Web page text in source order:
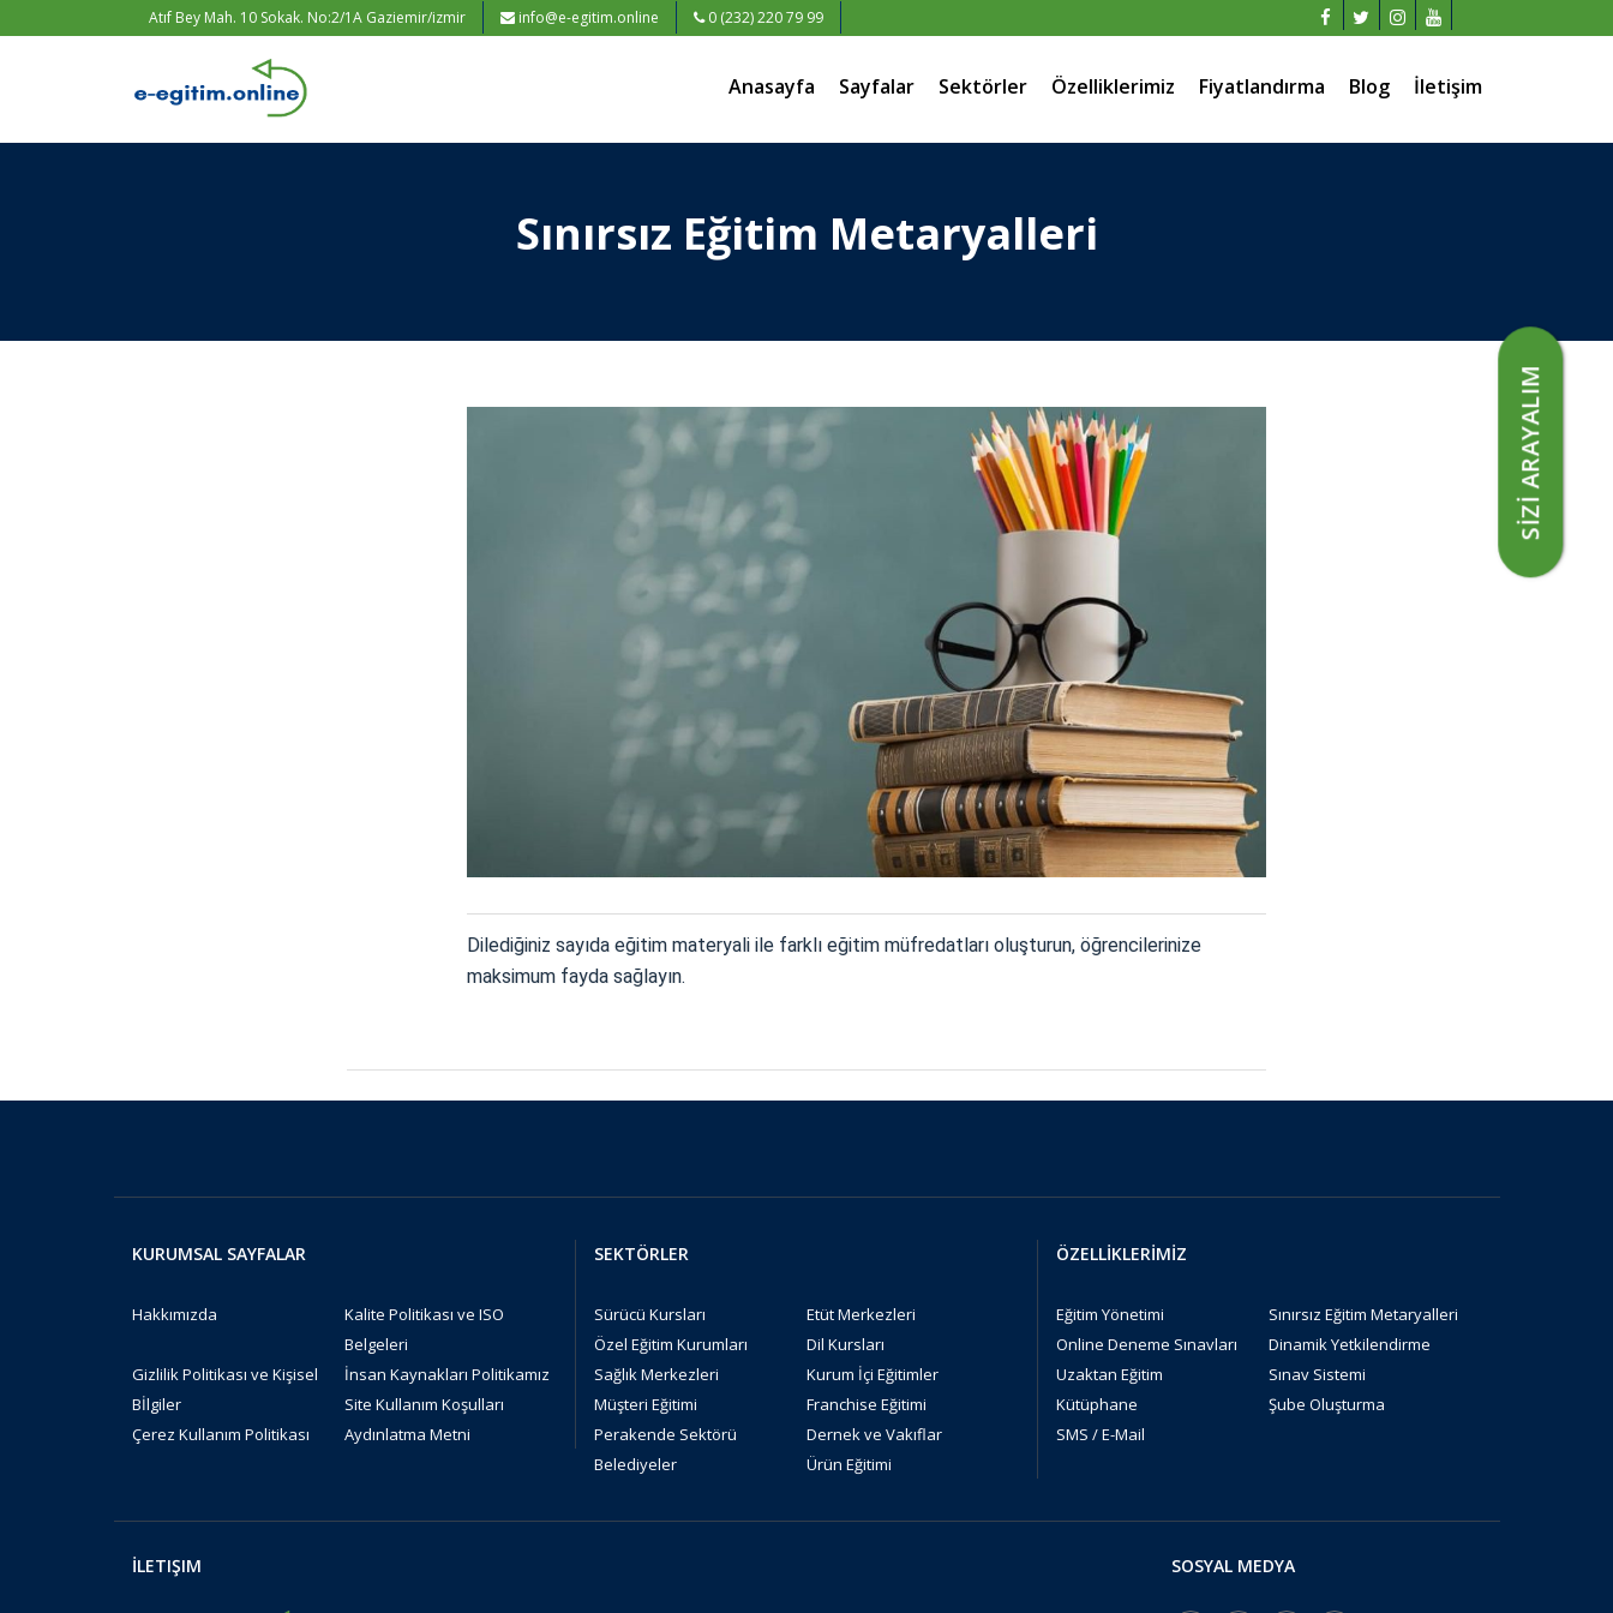
SİZİ ARAYALIM
Atıf Bey Mah. 10 Sokak. No:2/1A Gaziemir/izmir info@e-egitim.online 0 (232) 220 79 99
Anasayfa Sayfalar Sektörler Özelliklerimiz Fiyatlandırma Blog İletişim
Sınırsız Eğitim Metaryalleri
Dilediğiniz sayıda eğitim materyali ile farklı eğitim müfredatları oluşturun, öğrencilerinize
maksimum fayda sağlayın.
KURUMSAL SAYFALAR
Hakkımızda
Kalite Politikası ve ISO
Belgeleri
Gizlilik Politikası ve Kişisel
Bİlgiler
İnsan Kaynakları Politikamız
Site Kullanım Koşulları
Çerez Kullanım Politikası
Aydınlatma Metni
SEKTÖRLER
Sürücü Kursları
Etüt Merkezleri
Özel Eğitim Kurumları
Dil Kursları
Sağlık Merkezleri
Kurum İçi Eğitimler
Müşteri Eğitimi
Franchise Eğitimi
Perakende Sektörü
Dernek ve Vakıflar
Belediyeler
Ürün Eğitimi
ÖZELLİKLERİMİZ
Eğitim Yönetimi
Sınırsız Eğitim Metaryalleri
Online Deneme Sınavları
Dinamik Yetkilendirme
Uzaktan Eğitim
Sınav Sistemi
Kütüphane
Şube Oluşturma
SMS / E-Mail
İLETIŞIM SOSYAL MEDYA